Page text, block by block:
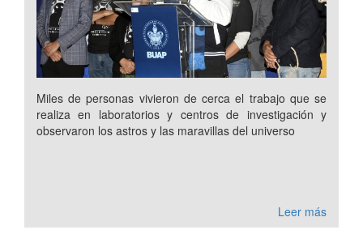
Miles de personas vivieron de cerca el trabajo que se
realiza en laboratorios y centros de investigación y
observaron los astros y las maravillas del universo
Leer más